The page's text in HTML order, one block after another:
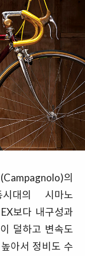
의
대의 시마노
보다 내구성과
덜하고 변속도
아서 정비도 수